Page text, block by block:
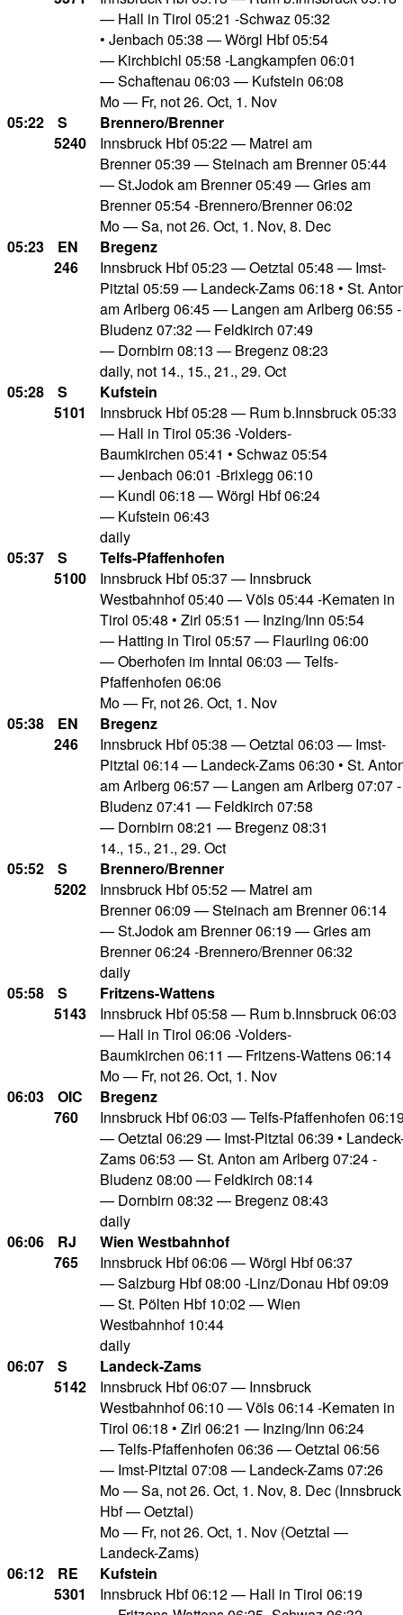
— Hall in Tirol 05:21 -Schwaz 05:32
• Jenbach 05:38 — Wörgl Hbf 05:54
— Kirchbichl 05:58 -Langkampfen 06:01
— Schaftenau 06:03 — Kufstein 06:08
Mo — Fr, not 26. Oct, 1. Nov
05:22
S
5240
Brennero/Brenner
Innsbruck Hbf 05:22 — Matrei am
Brenner 05:39 — Steinach am Brenner 05:44
— St.Jodok am Brenner 05:49 — Gries am
Brenner 05:54 -Brennero/Brenner 06:02
Mo — Sa, not 26. Oct, 1. Nov, 8. Dec
05:23
EN
246
Bregenz
Innsbruck Hbf 05:23 — Oetztal 05:48 — Imst-
Pitztal 05:59 — Landeck-Zams 06:18 • St.
am Arlberg 06:45 — Langen am Arlberg 06:55 -
Bludenz 07:32 — Feldkirch 07:49
— Dornbirn 08:13 — Bregenz 08:23
daily, not 14., 15., 21., 29. Oct
05:28
S
5101
Kufstein
Innsbruck Hbf 05:28 — Rum b.Innsbruck 05:33
— Hall in Tirol 05:36 -Volders-
Baumkirchen 05:41 • Schwaz 05:54
— Jenbach 06:01 -Brixlegg 06:10
— Kundl 06:18 — Wörgl Hbf 06:24
— Kufstein 06:43
daily
05:37
S
5100
Telfs-Pfaffenhofen
Innsbruck Hbf 05:37 — Innsbruck
Westbahnhof 05:40 — Völs 05:44 -Kematen in
Tirol 05:48 • Zirl 05:51 — Inzing/Inn 05:54
— Hatting in Tirol 05:57 — Flaurling 06:00
— Oberhofen im Inntal 06:03 — Telfs-
Pfaffenhofen 06:06
Mo — Fr, not 26. Oct, 1. Nov
05:38
EN
246
Bregenz
Innsbruck Hbf 05:38 — Oetztal 06:03 — Imst-
Pitztal 06:14 — Landeck-Zams 06:30 • St.
am Arlberg 06:57 — Langen am Arlberg 07:07 -
Bludenz 07:41 — Feldkirch 07:58
— Dornbirn 08:21 — Bregenz 08:31
14., 15., 21., 29. Oct
05:52
S
5202
Brennero/Brenner
Innsbruck Hbf 05:52 — Matrei am
Brenner 06:09 — Steinach am Brenner 06:14
— St.Jodok am Brenner 06:19 — Gries am
Brenner 06:24 -Brennero/Brenner 06:32
daily
05:58
S
5143
Fritzens-Wattens
Innsbruck Hbf 05:58 — Rum b.Innsbruck 06:03
— Hall in Tirol 06:06 -Volders-
Baumkirchen 06:11 — Fritzens-Wattens 06:14
Mo — Fr, not 26. Oct, 1. Nov
06:03
OIC
760
Bregenz
Innsbruck Hbf 06:03 — Telfs-Pfaffenhofen
— Oetztal 06:29 — Imst-Pitztal 06:39 •
Zams 06:53 — St. Anton am Arlberg 07:24 -
Bludenz 08:00 — Feldkirch 08:14
— Dornbirn 08:32 — Bregenz 08:43
daily
06:06
RJ
765
Wien Westbahnhof
Innsbruck Hbf 06:06 — Wörgl Hbf 06:37
— Salzburg Hbf 08:00 -Linz/Donau Hbf 09:09
— St. Pölten Hbf 10:02 — Wien
Westbahnhof 10:44
daily
06:07
S
5142
Landeck-Zams
Innsbruck Hbf 06:07 — Innsbruck
Westbahnhof 06:10 — Völs 06:14 -Kematen in
Tirol 06:18 • Zirl 06:21 — Inzing/Inn 06:24
— Telfs-Pfaffenhofen 06:36 — Oetztal 06:56
— Imst-Pitztal 07:08 — Landeck-Zams 07:26
Mo — Sa, not 26. Oct, 1. Nov, 8. Dec (Innsbruck
Hbf — Oetztal)
Mo — Fr, not 26. Oct, 1. Nov (Oetztal —
Landeck-Zams)
06:12
RE
5301
Kufstein
Innsbruck Hbf 06:12 — Hall in Tirol 06:19